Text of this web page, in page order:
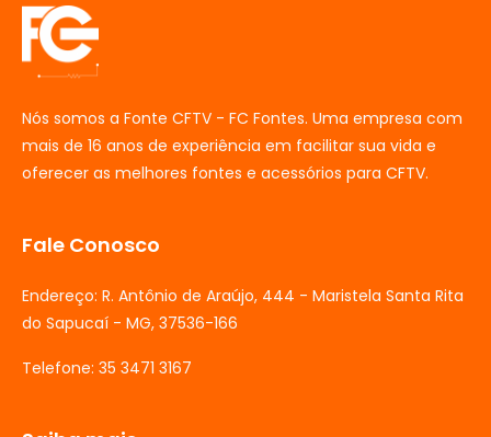
Nós somos a Fonte CFTV - FC Fontes. Uma empresa com
mais de 16 anos de experiência em facilitar sua vida e
oferecer as melhores fontes e acessórios para CFTV.
Fale Conosco
Endereço: R. Antônio de Araújo, 444 - Maristela Santa Rita
do Sapucaí - MG, 37536-166
Telefone: 35 3471 3167